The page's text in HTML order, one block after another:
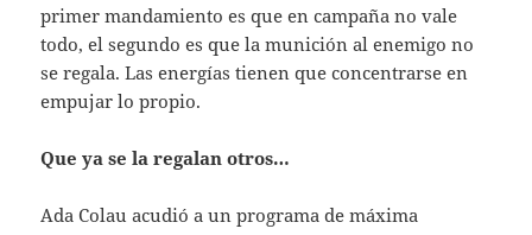
primer mandamiento es que en campaña no vale
todo, el segundo es que la munición al enemigo no
se regala. Las energías tienen que concentrarse en
empujar lo propio.
Que ya se la regalan otros…
Ada Colau acudió a un programa de máxima